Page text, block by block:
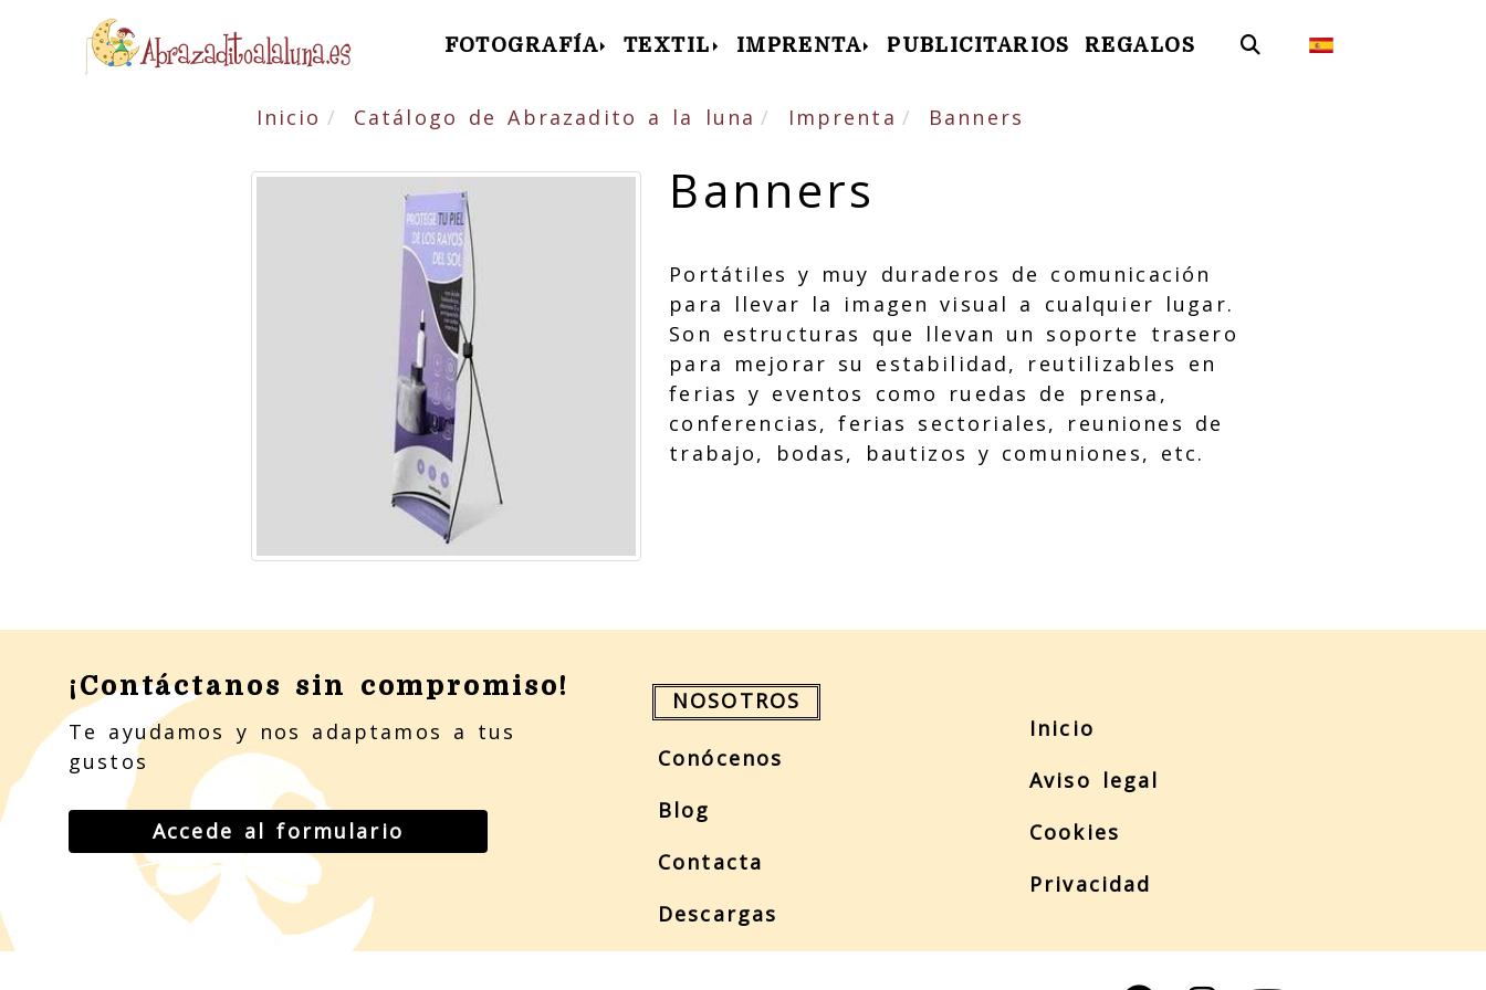
FOTOGRAFÍA TEXTIL IMPRENTA PUBLICITARIOS REGALOS
Inicio Catálogo de Abrazadito a la luna Imprenta Banners
Banners
Portátiles y muy duraderos de comunicación
para llevar la imagen visual a cualquier lugar.
Son estructuras que llevan un soporte trasero
para mejorar su estabilidad, reutilizables en
ferias y eventos como ruedas de prensa,
conferencias, ferias sectoriales, reuniones de
trabajo, bodas, bautizos y comuniones, etc.
¡Contáctanos sin compromiso!
Te ayudamos y nos adaptamos a tus
gustos
Accede al formulario
NOSOTROS
Conócenos
Blog
Contacta
Descargas
Inicio
Aviso legal
Cookies
Privacidad